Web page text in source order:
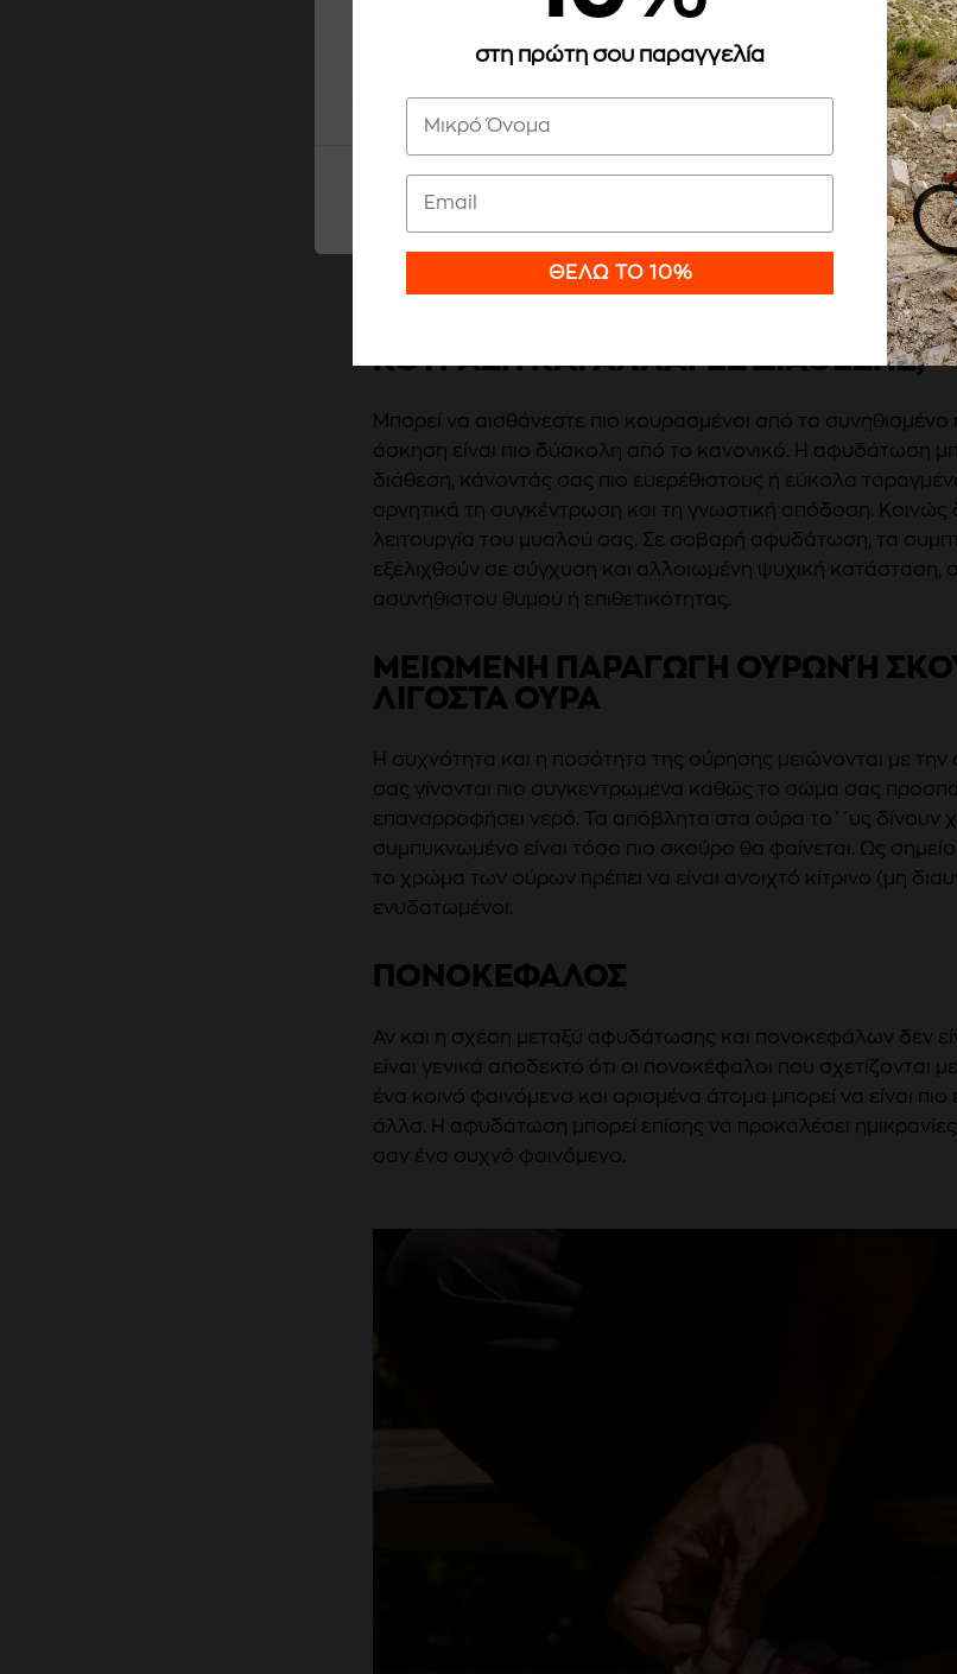
ΚΟΥΡΑΣΗ ΚΑΙ ΑΛΛΑΓΕΣ ΔΙΑΘΕΣΗΣ;
Μπορεί να αισθάνεστε πιο κουρασμένοι από το συνηθισμένο
άσκηση είναι πιο δύσκολη από το κανονικό. Η αφυδάτωση
διάθεση, κάνοντάς σας πιο ευερέθιστους ή εύκολα
αρνητικά τη συγκέντρωση και τη γνωστική απόδοση. Κοινώς
λειτουργία του μυαλού σας. Σε σοβαρή αφυδάτωση, τα
εξελιχθούν σε σύγχυση και αλλοιωμένη ψυχική κατάσταση,
ασυνήθιστου θυμού ή επιθετικότητας.
ΜΕΙΩΜΈΝΗ ΠΑΡΑΓΩΓΉ ΟΎΡΩΝ Ή
ΙΓΟΣΤΆ ΟΎΡΑ
Η συχνότητα και η ποσότητα της ούρησης μειώνονται με
σας γίνονται πιο συγκεντρωμένα καθώς το σώμα σας
επαναρροφήσει νερό. Τα απόβλητα στα ούρα το΄΄υς δίνουν
συμπυκνωμένο είναι τόσο πιο σκούρο θα φαίνεται. Ως
το χρώμα των ούρων πρέπει να είναι ανοιχτό κίτρινο (μη
ενυδατωμένοι.
ΠΟΝΟΚΕΦΑΛΟΣ
Αν και η σχέση μεταξύ αφυδάτωσης και πονοκεφάλων δεν
είναι γενικά αποδεκτό ότι οι πονοκέφαλοι που σχετίζονται
ένα κοινό φαινόμενο και ορισμένα άτομα μπορεί να είναι
άλλα. Η αφυδάτωση μπορεί επίσης να προκαλέσει
σαν ένα συχνό φαινόμενο.
Σερβίρουμε cookies. Εάν νομίζετε ότι είναι εντάξει, απλώς κάντε κλικ
επίσης να επιλέξετε τι είδους cookies θέλετε κάνοντας κλικ στο
στη πρώτη σου παραγγελία
ΘΈΛΩ ΤΟ 10%